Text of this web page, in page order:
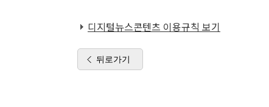
디지털뉴스콘텐츠 이용규칙 보기
뒤로가기